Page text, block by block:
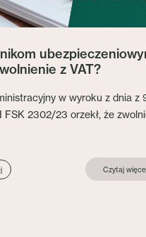
z VAT?
w wyroku z dnia z
FSK 2302/23 orzekł, że
Czytaj